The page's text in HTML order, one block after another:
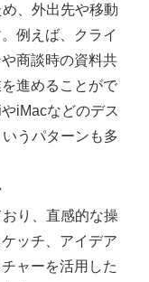
、外出先や移動
例えば、クライ
商談時の資料共
進めることがで
iMacなどのデス
うパターンも多
り、直感的な操
ッチ、アイデア
ャーを活用した